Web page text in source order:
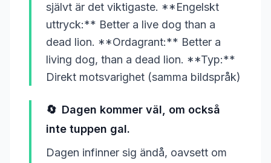
självt är det viktigaste. **Engelskt
uttryck:** Better a live dog than a
dead lion. **Ordagrant:** Better a
living dog, than a dead lion. **Typ:**
Direkt motsvarighet (samma bildspråk)
🔄 Dagen kommer väl, om också
inte tuppen gal.
Dagen infinner sig ändå, oavsett om